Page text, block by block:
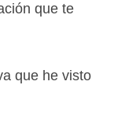
que te
que he visto